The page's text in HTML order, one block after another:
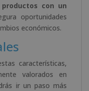
productos con un
oportunidades
económicos.
características,
valorados en
ir un paso más